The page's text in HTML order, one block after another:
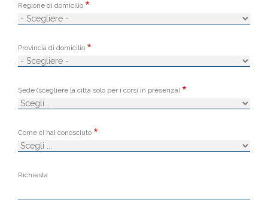
Regione di domicilio
Provincia di domicilio
Sede (scegliere la città solo per i corsi in presenza)
Come ci hai conosciuto
Richiesta